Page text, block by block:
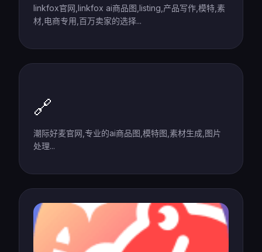
linkfox官网,linkfox ai商品图,listing,产品写作,模特,素
材,电商专用,百万卖家的选择...
🔗
潮际好麦官网,专业的ai商品图,模特图,素材生成,图片
处理...